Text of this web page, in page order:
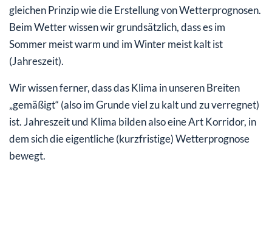
gleichen Prinzip wie die Erstellung von Wetterprognosen.
Beim Wetter wissen wir grundsätzlich, dass es im
Sommer meist warm und im Winter meist kalt ist
(Jahreszeit).
Wir wissen ferner, dass das Klima in unseren Breiten
„gemäßigt“ (also im Grunde viel zu kalt und zu verregnet)
ist. Jahreszeit und Klima bilden also eine Art Korridor, in
dem sich die eigentliche (kurzfristige) Wetterprognose
bewegt.